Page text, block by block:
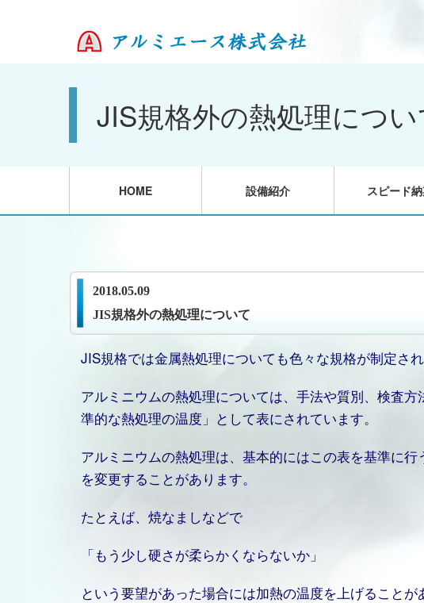
JIS規格外の熱処理につい
HOME 設備紹介 スピード
2018.05.09
JIS規格外の熱処理について
JIS規格では金属熱処理についても色々な規格が制定され
アルミニウムの熱処理については、手法や質別、検査
準的な熱処理の温度」として表にされています。
アルミニウムの熱処理は、基本的にはこの表を基準に
を変更することがあります。
たとえば、焼なましなどで
「もう少し硬さが柔らかくならないか」
という要望があった場合には加熱の温度を上げることが